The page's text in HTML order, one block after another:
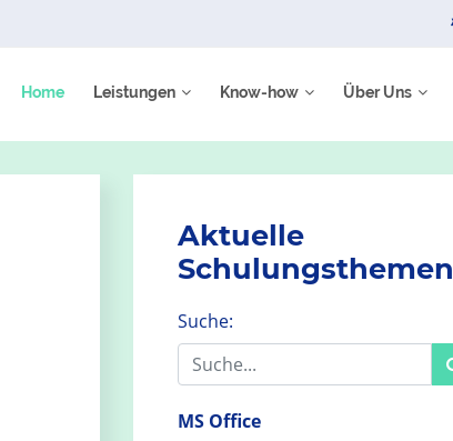
Home Leistungen Know-how Über Uns
Aktuelle
Schulungs­themen
Suche:
MS Office